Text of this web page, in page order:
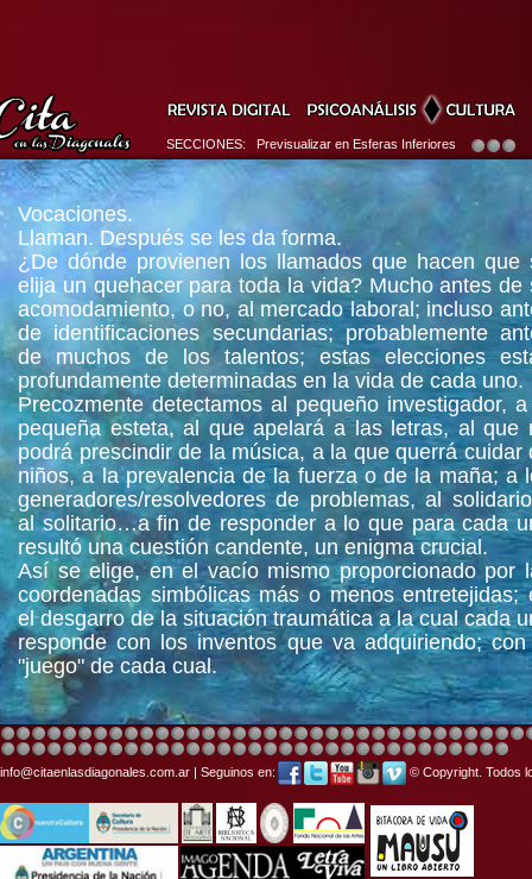
SECCIONES: Previsualizar en Esferas Inferiores
Vocaciones.
Llaman. Después se les da forma.
¿De dónde provienen los llamados que hacen que
elija un quehacer para toda la vida? Mucho antes de
acomodamiento, o no, al mercado laboral; incluso
de identificaciones secundarias; probablemente
de muchos de los talentos; estas elecciones
profundamente determinadas en la vida de cada uno.
Precozmente detectamos al pequeño investigador,
pequeña esteta, al que apelará a las letras, al que
podrá prescindir de la música, a la que querrá cuidar
niños, a la prevalencia de la fuerza o de la maña; a
generadores/resolvedores de problemas, al
al solitario…a fin de responder a lo que para cada
resultó una cuestión candente, un enigma crucial.
Así se elige, en el vacío mismo proporcionado por
coordenadas simbólicas más o menos entretejidas;
el desgarro de la situación traumática a la cual cada
responde con los inventos que va adquiriendo;
"juego" de cada cual.
info@citaenlasdiagonales.com.ar | Seguinos en: © Copyright. Todos